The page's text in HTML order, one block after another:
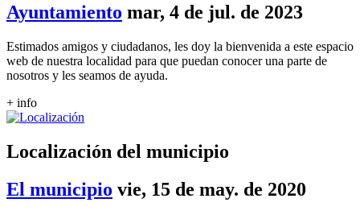
Ayuntamiento mar, 4 de jul. de 2023
Estimados amigos y ciudadanos, les doy la bienvenida a este espacio
web de nuestra localidad para que puedan conocer una parte de
nosotros y les seamos de ayuda.
+ info
Localización del municipio
El municipio vie, 15 de may. de 2020